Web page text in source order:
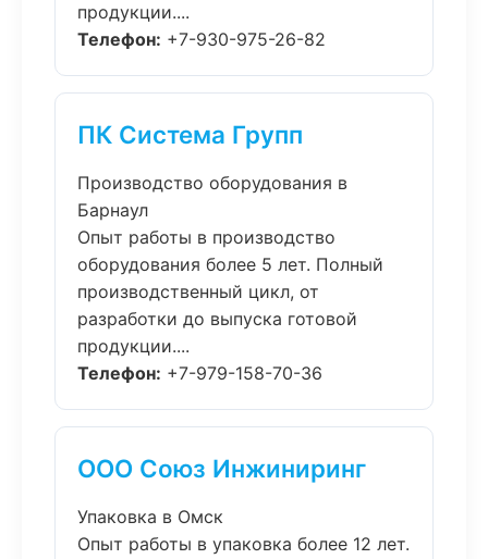
продукции....
Телефон: +7-930-975-26-82
ПК Система Групп
Производство оборудования в
Барнаул
Опыт работы в производство
оборудования более 5 лет. Полный
производственный цикл, от
разработки до выпуска готовой
продукции....
Телефон: +7-979-158-70-36
ООО Союз Инжиниринг
Упаковка в Омск
Опыт работы в упаковка более 12 лет.